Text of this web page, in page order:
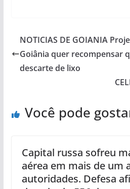
NOTICIAS DE GOIANIA
Goiânia quer recompensar
descarte de lixo
Você pode
Capital russa sofreu
aérea em mais de um
autoridades. Defesa